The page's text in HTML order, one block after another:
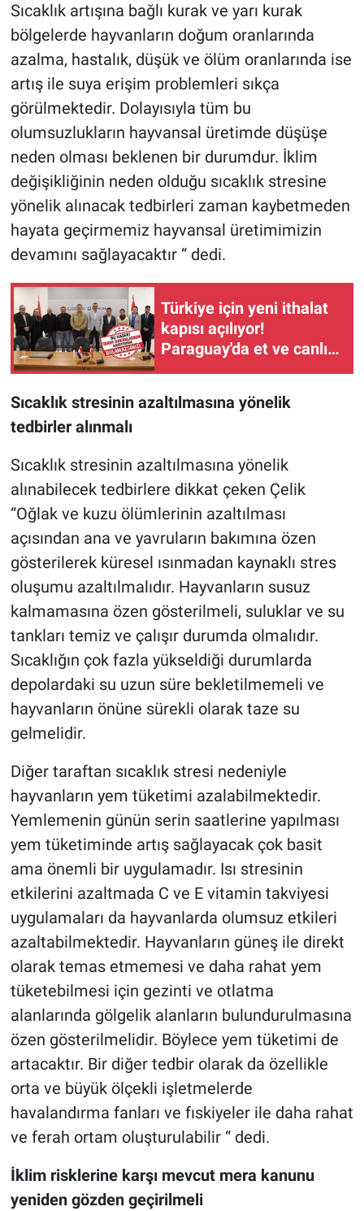
Sıcaklık artışına bağlı kurak ve yarı kurak
bölgelerde hayvanların doğum oranlarında
azalma, hastalık, düşük ve ölüm oranlarında ise
artış ile suya erişim problemleri sıkça
görülmektedir. Dolayısıyla tüm bu
olumsuzlukların hayvansal üretimde düşüşe
neden olması beklenen bir durumdur. İklim
değişikliğinin neden olduğu sıcaklık stresine
yönelik alınacak tedbirleri zaman kaybetmeden
hayata geçirmemiz hayvansal üretimimizin
devamını sağlayacaktır “ dedi.
Türkiye için yeni ithalat
kapısı açılıyor!
Paraguay'da et ve canlı
hayvan denetimi
Sıcaklık stresinin azaltılmasına yönelik
tedbirler alınmalı
Sıcaklık stresinin azaltılmasına yönelik
alınabilecek tedbirlere dikkat çeken Çelik
“Oğlak ve kuzu ölümlerinin azaltılması
açısından ana ve yavruların bakımına özen
gösterilerek küresel ısınmadan kaynaklı stres
oluşumu azaltılmalıdır. Hayvanların susuz
kalmamasına özen gösterilmeli, suluklar ve su
tankları temiz ve çalışır durumda olmalıdır.
Sıcaklığın çok fazla yükseldiği durumlarda
depolardaki su uzun süre bekletilmemeli ve
hayvanların önüne sürekli olarak taze su
gelmelidir.
Diğer taraftan sıcaklık stresi nedeniyle
hayvanların yem tüketimi azalabilmektedir.
Yemlemenin günün serin saatlerine yapılması
yem tüketiminde artış sağlayacak çok basit
ama önemli bir uygulamadır. Isı stresinin
etkilerini azaltmada C ve E vitamin takviyesi
uygulamaları da hayvanlarda olumsuz etkileri
azaltabilmektedir. Hayvanların güneş ile direkt
olarak temas etmemesi ve daha rahat yem
tüketebilmesi için gezinti ve otlatma
alanlarında gölgelik alanların bulundurulmasına
özen gösterilmelidir. Böylece yem tüketimi de
artacaktır. Bir diğer tedbir olarak da özellikle
orta ve büyük ölçekli işletmelerde
havalandırma fanları ve fıskiyeler ile daha rahat
ve ferah ortam oluşturulabilir “ dedi.
İklim risklerine karşı mevcut mera kanunu
yeniden gözden geçirilmeli